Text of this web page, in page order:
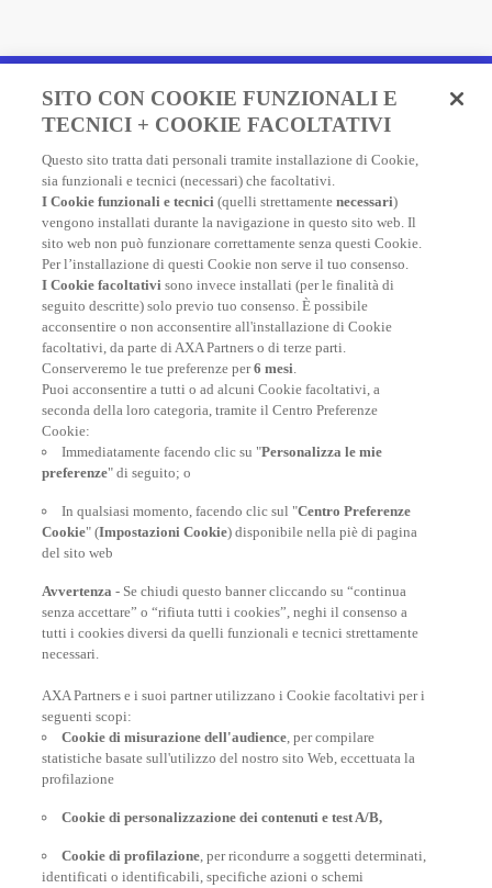
Fai un preventivo e acquista
in due minuti!
Assicurazione Viaggio AXA: scegli e acquista online la
migliore polizza, economica e completa, per viaggiare
nel mondo.
FAI UN PREVENTIVO
At your side, everyday
POLIZZE VIAGGIO
INFORMAZIONI UTILI
SITO CON COOKIE FUNZIONALI E
TECNICI + COOKIE FACOLTATIVI
Questo sito tratta dati personali tramite installazione di Cookie,
sia funzionali e tecnici (necessari) che facoltativi.
I Cookie funzionali e tecnici (quelli strettamentenecessari)
vengono installati durante la navigazione in questo sito web. Il
sito web non può funzionare correttamente senza questi Cookie.
Per l’installazione di questi Cookie non serve il tuo consenso.
I Cookie facoltativi sono invece installati (per le finalità di
seguito descritte) solo previo tuo consenso. È possibile
acconsentire o non acconsentire all'installazione di Cookie
facoltativi, da parte di AXA Partners o di terze parti.
Conserveremo le tue preferenze per6 mesi.
Puoi acconsentire a tutti o ad alcuni Cookie facoltativi, a
seconda della loro categoria, tramite il Centro Preferenze
Cookie:
Immediatamente facendo clic su "Personalizza le mie
preferenze" di seguito; o
In qualsiasi momento, facendo clic sul "Centro Preferenze
Cookie" (Impostazioni Cookie) disponibile nella piè di pagina
del sito web
Avvertenza - Se chiudi questo banner cliccando su “continua
senza accettare” o “rifiuta tutti i cookies”, neghi il consenso a
tutti i cookies diversi da quelli funzionali e tecnici strettamente
necessari.
AXA Partners e i suoi partner utilizzano i Cookie facoltativi per i
seguenti scopi:
Cookie di misurazione dell'audience, per compilare
statistiche basate sull'utilizzo del nostro sito Web, eccettuata la
profilazione
Cookie di personalizzazione dei contenuti e test A/B,
Cookie di profilazione, per ricondurre a soggetti determinati,
identificati o identificabili, specifiche azioni o schemi